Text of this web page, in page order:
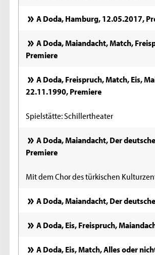
A Doda, Hamburg, 12.05.2017,
A Doda, Maiandacht, Match,
Premiere
A Doda, Freispruch, Match, Eis,
22.11.1990, Premiere
Spielstätte: Schillertheater
A Doda, Maiandacht, Der
Premiere
Mit dem Chor des türkischen
A Doda, Maiandacht, Der
A Doda, Eis, Freispruch,
A Doda, Eis, Match, Alles oder